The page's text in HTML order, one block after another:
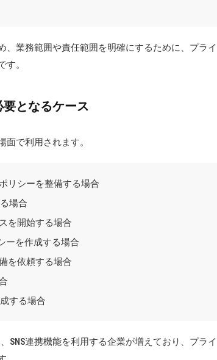
業務範囲や責任範囲を明確にするために、プライ
。
となるケース
で利用されます。
リシーを整備する場合
場合
を開始する場合
ーを作成する場合
を依頼する場合
する場合
SNS連携機能を利用する企業が増えており、プライ